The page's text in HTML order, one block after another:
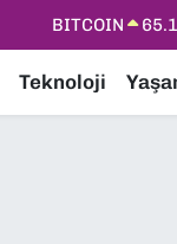
DOLAR
STERLİN
Teknoloji